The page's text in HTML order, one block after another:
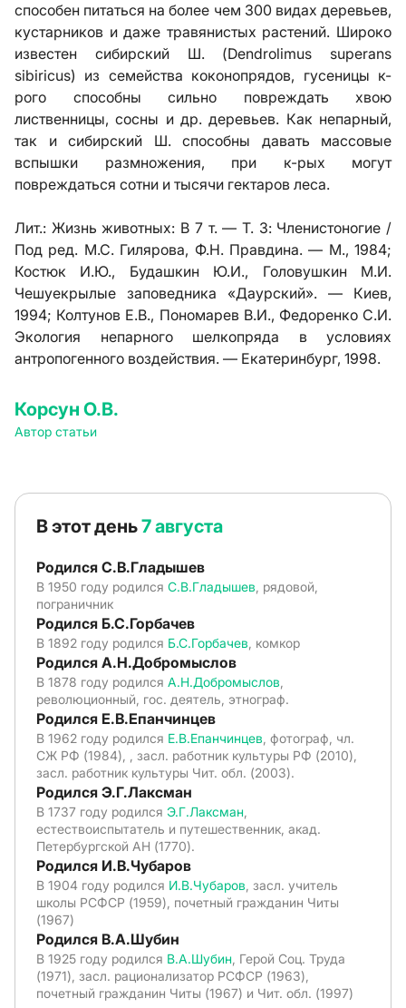
способен питаться на более чем 300 видах деревьев,
кустарников и даже травянистых растений. Широко
известен сибирский Ш. (Dendrоlimus superans
sibiricus) из семейства коконопрядов, гусеницы к-
рого способны сильно повреждать хвою
лиственницы, сосны и др. деревьев. Как непарный,
так и сибирский Ш. способны давать массовые
вспышки размножения, при к-рых могут
повреждаться сотни и тысячи гектаров леса.
Лит.: Жизнь животных: В 7 т. — Т. 3: Членистоногие /
Под ред. М.С. Гилярова, Ф.Н. Правдина. — М., 1984;
Костюк И.Ю., Будашкин Ю.И., Головушкин М.И.
Чешуекрылые заповедника «Даурский». — Киев,
1994; Колтунов Е.В., Пономарев В.И., Федоренко С.И.
Экология непарного шелкопряда в условиях
антропогенного воздействия. — Екатеринбург, 1998.
Корсун О.В.
Автор статьи
В этот день7 августа
Родился С.В.Гладышев
В 1950 году родился С.В.Гладышев , рядовой,
пограничник
Родился Б.С.Горбачев
В 1892 году родился Б.С.Горбачев , комкор
Родился А.Н.Добромыслов
В 1878 году родился А.Н.Добромыслов
революционный, гос. деятель, этнограф.
Родился Е.В.Епанчинцев
В 1962 году родился Е.В.Епанчинцев , фотограф, чл.
СЖ РФ (1984), , засл. работник культуры РФ (2010),
засл. работник культуры Чит. обл. (2003).
Родился Э.Г.Лаксман
В 1737 году родился Э.Г.Лаксман
естествоиспытатель и путешественник, акад.
Петербургской АН (1770).
Родился И.В.Чубаров
В 1904 году родился И.В.Чубаров , засл. учитель
школы РСФСР (1959), почетный гражданин Читы
(1967)
Родился В.А.Шубин
В 1925 году родился В.А.Шубин , Герой Соц. Труда
(1971), засл. рационализатор РСФСР (1963),
почетный гражданин Читы (1967) и Чит. обл. (1997)